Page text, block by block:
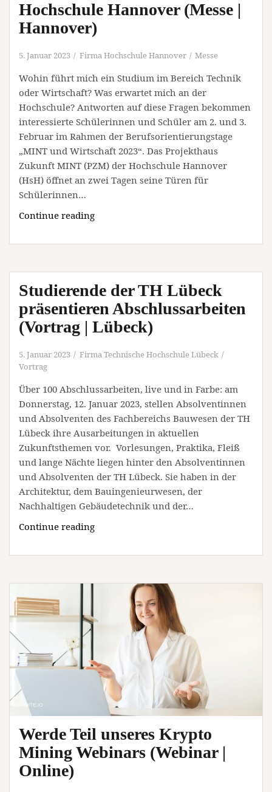
(Webinar
|
Online)
Hochschule Hannover (Messe |
Hannover)
5. Januar 2023 Firma Hochschule Hannover Messe
Wohin führt mich ein Studium im Bereich Technik
oder Wirtschaft? Was erwartet mich an der
Hochschule? Antworten auf diese Fragen bekommen
interessierte Schülerinnen und Schüler am 2. und 3.
Februar im Rahmen der Berufsorientierungstage
„MINT und Wirtschaft 2023“. Das Projekthaus
Zukunft MINT (PZM) der Hochschule Hannover
(HsH) öffnet an zwei Tagen seine Türen für
Schülerinnen…
Continue readingBerufs-
Studienorientierungstage
und
Wirtschaft“
der
Hochschule
(Messe
Hannover)
Studierende der TH Lübeck
präsentieren Abschlussarbeiten
(Vortrag | Lübeck)
5. Januar 2023
Firma Technische Hochschule Lübeck
Vortrag
Über 100 Abschlussarbeiten, live und in Farbe: am
Donnerstag, 12. Januar 2023, stellen Absolventinnen
und Absolventen des Fachbereichs Bauwesen der TH
Lübeck ihre Ausarbeitungen in aktuellen
Zukunftsthemen vor. Vorlesungen, Praktika, Fleiß
und lange Nächte liegen hinter den Absolventinnen
und Absolventen der TH Lübeck. Sie haben in der
Architektur, dem Bauingenieurwesen, der
Nachhaltigen Gebäudetechnik und der…
Continue readingStudierende
TH
präsentieren
Abschlussarbeiten
Werde Teil unseres Krypto
Mining Webinars (Webinar |
Online)